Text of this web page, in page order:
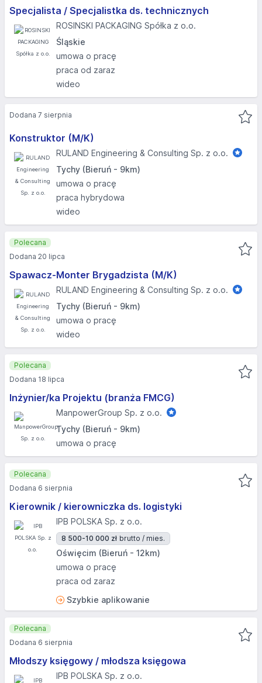
Specjalista / Specjalistka ds. technicznych
ROSINSKI PACKAGING Spółka z o.o.
Śląskie
umowa o pracę
praca od zaraz
wideo
Konstruktor (M/K)
RULAND Engineering & Consulting Sp. z o.o.
Tychy (Bieruń - 9km)
umowa o pracę
praca hybrydowa
wideo
Dodana 7 sierpnia
Spawacz-Monter Brygadzista (M/K)
RULAND Engineering & Consulting Sp. z o.o.
Tychy (Bieruń - 9km)
umowa o pracę
wideo
Polecana
Dodana 20 lipca
Inżynier/ka Projektu (branża FMCG)
ManpowerGroup Sp. z o.o.
Tychy (Bieruń - 9km)
umowa o pracę
Polecana
Dodana 18 lipca
Kierownik / kierowniczka ds. logistyki
IPB POLSKA Sp. z o.o.
8 500-10 000 zł brutto / mies.
Oświęcim (Bieruń - 12km)
umowa o pracę
praca od zaraz
Szybkie aplikowanie
Polecana
Dodana 6 sierpnia
Młodszy księgowy / młodsza księgowa
IPB POLSKA Sp. z o.o.
Polecana
Dodana 6 sierpnia